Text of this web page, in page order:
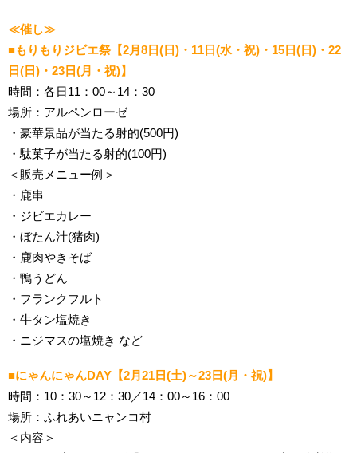
≪催し≫
■もりもりジビエ祭【2月8日(日)・11日(水・祝)・15日(日)・22
日(日)・23日(月・祝)】
時間：各日11：00～14：30
場所：アルペンローゼ
・豪華景品が当たる射的(500円)
・駄菓子が当たる射的(100円)
＜販売メニュー例＞
・鹿串
・ジビエカレー
・ぼたん汁(猪肉)
・鹿肉やきそば
・鴨うどん
・フランクフルト
・牛タン塩焼き
・ニジマスの塩焼き など
■にゃんにゃんDAY【2月21日(土)～23日(月・祝)】
時間：10：30～12：30／14：00～16：00
場所：ふれあいニャンコ村
＜内容＞